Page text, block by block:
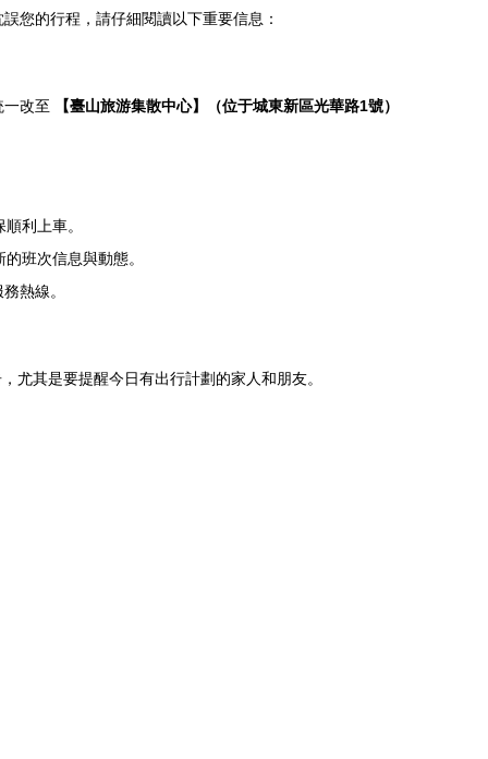
您的行程，請仔細閱讀以下重要信息：
改至
【臺山旅游集散中心】（位于城東新區光華路1號）
利上車。
的班次信息與動態。
熱線。
尤其是要提醒今日有出行計劃的家人和朋友。